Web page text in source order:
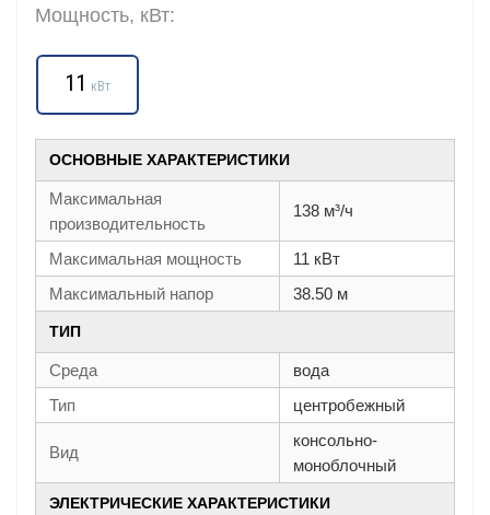
Мощность, кВт:
11 кВт
ОСНОВНЫЕ ХАРАКТЕРИСТИКИ
Максимальная
производительность
138 м³/ч
Максимальная мощность
11 кВт
Максимальный напор
38.50 м
ТИП
Среда
вода
Тип
центробежный
Вид
консольно-
моноблочный
ЭЛЕКТРИЧЕСКИЕ ХАРАКТЕРИСТИКИ